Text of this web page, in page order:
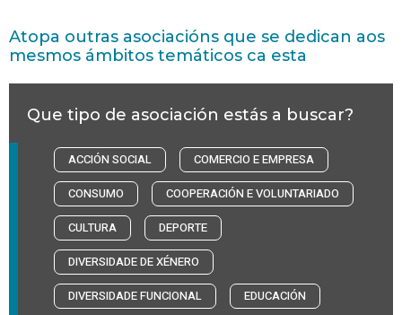
Atopa outras asociacións que se dedican aos
mesmos ámbitos temáticos ca esta
Que tipo de asociación estás a buscar?
ACCIÓN SOCIAL
COMERCIO E EMPRESA
CONSUMO
COOPERACIÓN E VOLUNTARIADO
CULTURA
DEPORTE
DIVERSIDADE DE XÉNERO
DIVERSIDADE FUNCIONAL
EDUCACIÓN